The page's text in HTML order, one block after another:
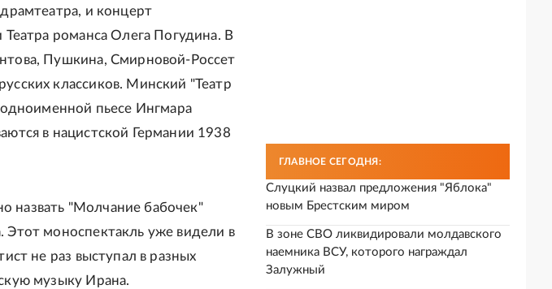
и концерт
романса Олега Погудина. В
Пушкина, Смирновой-Россет
классиков. Минский "Театр
пьесе Ингмара
в нацистской Германии 1938
назвать "Молчание бабочек"
Этот моноспектакль уже видели в
не раз выступал в разных
музыку Ирана.
ГЛАВНОЕ СЕГОДНЯ:
Слуцкий назвал предложения "Яблока"
новым Брестским миром
В зоне СВО ликвидировали молдавского
наемника ВСУ, которого награждал
Залужный